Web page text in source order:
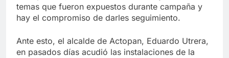
temas que fueron expuestos durante campaña y
hay el compromiso de darles seguimiento.
Ante esto, el alcalde de Actopan, Eduardo Utrera,
en pasados días acudió las instalaciones de la